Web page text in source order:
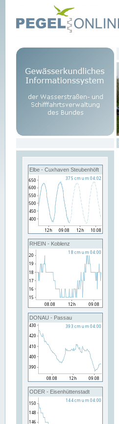
Elbe - Cuxhaven Steubenhöft
RHEIN - Koblenz
DONAU - Passau
ODER - Eisenhüttenstadt